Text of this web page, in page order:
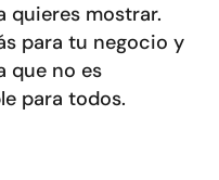
quieres mostrar.
para tu negocio y
que no es
para todos.